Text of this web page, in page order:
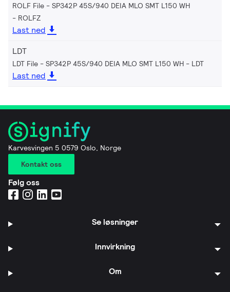
ROLF File - SP342P 45S/940 DEIA MLO SMT L150 WH
ROLFZ
Last ned
LDT
LDT File - SP342P 45S/940 DEIA MLO SMT L150 WH LDT
Last ned
Karvesvingen 5 0579 Oslo, Norge
Kontakt oss
Følg oss
Se løsninger
Innvirkning
Om